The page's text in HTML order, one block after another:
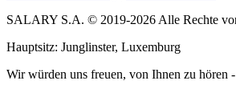
SALARY S.A. © 2019-2026 Alle Rechte
Hauptsitz: Junglinster, Luxemburg
Wir würden uns freuen, von Ihnen zu hören -